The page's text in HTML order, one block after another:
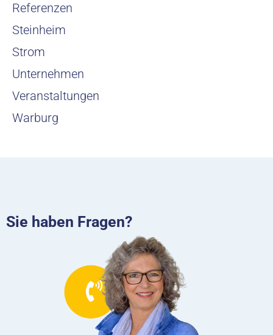
Referenzen
Steinheim
Strom
Unternehmen
Veranstaltungen
Warburg
Sie haben Fragen?